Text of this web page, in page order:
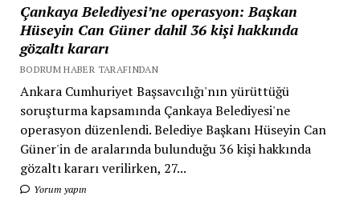
Çankaya Belediyesi’ne operasyon: Başkan
Hüseyin Can Güner dahil 36 kişi hakkında
gözaltı kararı
BODRUM HABER TARAFINDAN
Ankara Cumhuriyet Başsavcılığı'nın yürüttüğü
soruşturma kapsamında Çankaya Belediyesi'ne
operasyon düzenlendi. Belediye Başkanı Hüseyin Can
Güner'in de aralarında bulunduğu 36 kişi hakkında
gözaltı kararı verilirken, 27...
Yorum yapın